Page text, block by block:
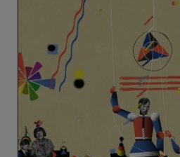
Years
of
Bauhaus
-
Niels
&
Thomas
Tielsch